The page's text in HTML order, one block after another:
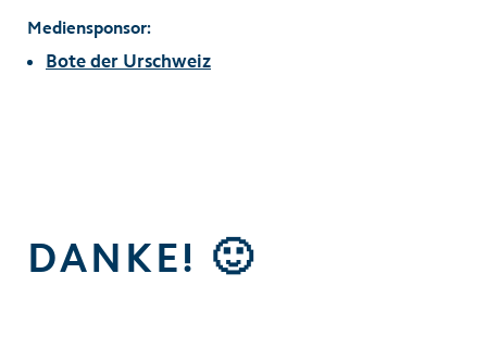
Mediensponsor:
Bote der Urschweiz
DANKE! 🙂